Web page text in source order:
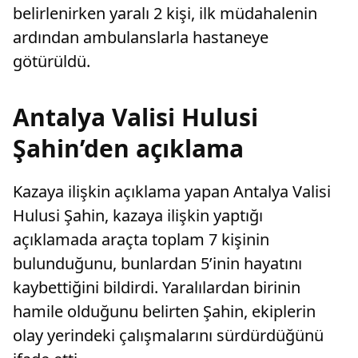
belirlenirken yaralı 2 kişi, ilk müdahalenin
ardından ambulanslarla hastaneye
götürüldü.
Antalya Valisi Hulusi
Şahin’den açıklama
Kazaya ilişkin açıklama yapan Antalya Valisi
Hulusi Şahin, kazaya ilişkin yaptığı
açıklamada araçta toplam 7 kişinin
bulunduğunu, bunlardan 5’inin hayatını
kaybettiğini bildirdi. Yaralılardan birinin
hamile olduğunu belirten Şahin, ekiplerin
olay yerindeki çalışmalarını sürdürdüğünü